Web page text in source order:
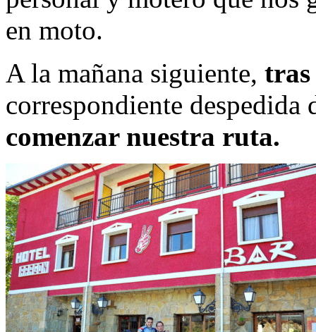
en moto.
A la mañana siguiente, tras
correspondiente despedida
comenzar nuestra ruta.